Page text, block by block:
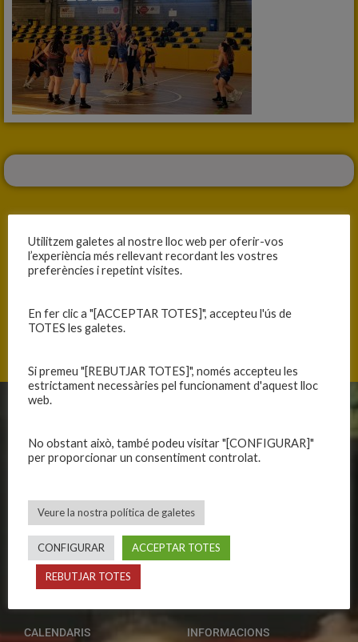
ANTERIOR
Història
Avís legal
Política de privadesa
Política de galetes
Privadesa a les xarxes
Primer equip masculí
Equips femenins
C.E. El Vilar
Escola
CALENDARIS INFORMACIONS
Utilitzem galetes al nostre lloc web per oferir-vos
l’experiència més rellevant recordant les vostres
preferències i repetint visites.
En fer clic a "[ACCEPTAR TOTES]", accepteu l'ús de
TOTES les galetes.
Si premeu "[REBUTJAR TOTES]", només accepteu les
estrictament necessàries pel funcionament d'aquest lloc
web.
No obstant això, també podeu visitar "[CONFIGURAR]"
per proporcionar un consentiment controlat.
Veure la nostra política de galetes
CONFIGURAR ACCEPTAR TOTES
REBUTJAR TOTES